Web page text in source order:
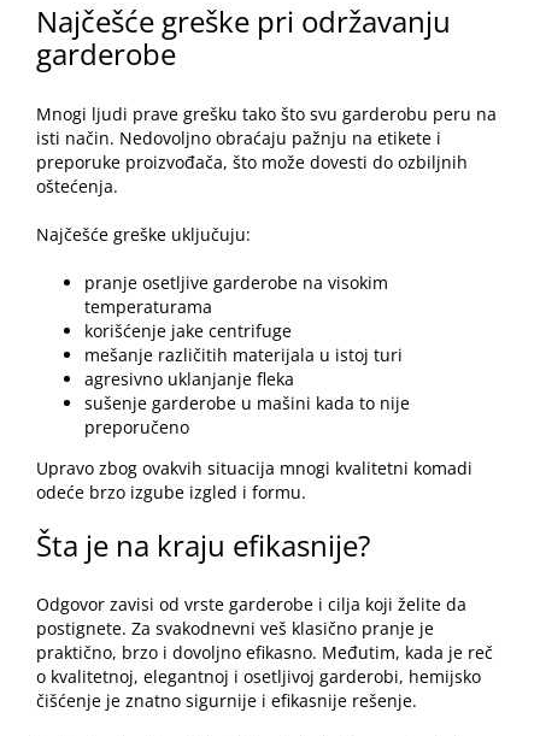
Najčešće greške pri održavanju
garderobe
Mnogi ljudi prave grešku tako što svu garderobu peru na
isti način. Nedovoljno obraćaju pažnju na etikete i
preporuke proizvođača, što može dovesti do ozbiljnih
oštećenja.
Najčešće greške uključuju:
pranje osetljive garderobe na visokim
temperaturama
korišćenje jake centrifuge
mešanje različitih materijala u istoj turi
agresivno uklanjanje fleka
sušenje garderobe u mašini kada to nije
preporučeno
Upravo zbog ovakvih situacija mnogi kvalitetni komadi
odeće brzo izgube izgled i formu.
Šta je na kraju efikasnije?
Odgovor zavisi od vrste garderobe i cilja koji želite da
postignete. Za svakodnevni veš klasično pranje je
praktično, brzo i dovoljno efikasno. Međutim, kada je reč
o kvalitetnoj, elegantnoj i osetljivoj garderobi, hemijsko
čišćenje je znatno sigurnije i efikasnije rešenje.